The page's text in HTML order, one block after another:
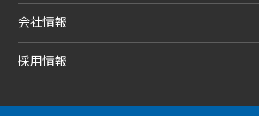
会社情報
採用情報